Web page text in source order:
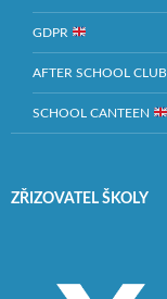
GDPR
AFTER SCHOOL CLUB
SCHOOL CANTEEN
ZŘIZOVATEL ŠKOLY